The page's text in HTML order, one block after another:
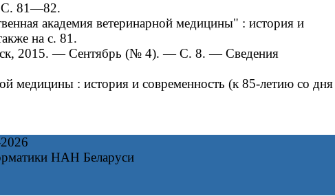
С. 81—82.
академия ветеринарной медицины" : история и
на с. 81.
2015. — Сентябрь (№ 4). — С. 8. — Сведения
медицины : история и современность (к 85-летию со дня
НАН Беларуси